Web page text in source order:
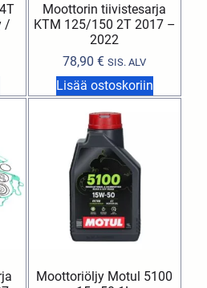
/
Moottorin tiivistesarja
KTM 125/150 2T 2017 –
2022
78,90€ SIS. ALV
Lisää ostoskoriin
Moottoriöljy Motul 5100